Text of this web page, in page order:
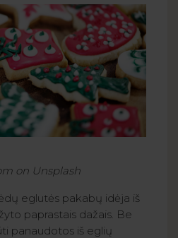
on Unsplash
eglutės pakabų idėja iš
paprastais dažais. Be
panaudotos iš eglių